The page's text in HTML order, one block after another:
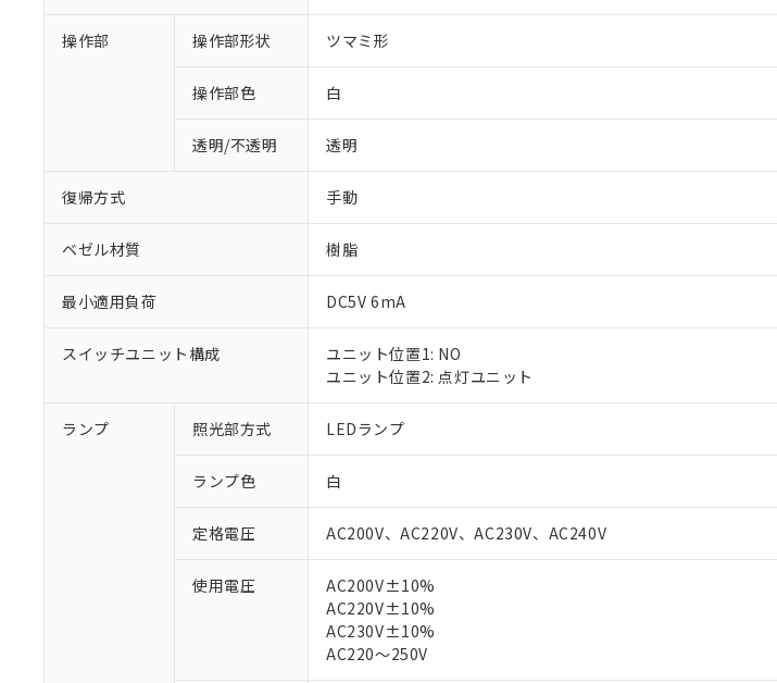
操作部 操作部形状 ツマミ形
操作部色 白
透明/不透明 透明
復帰方式 手動
ベゼル材質 樹脂
最小適用負荷 DC5V 6mA
スイッチユニット構成
ユニット位置1: NO
ユニット位置2: 点灯ユニット
ランプ 照光部方式 LEDランプ
ランプ色 白
定格電圧 AC200V、AC220V、AC230V、AC240V
使用電圧
AC200V±10%
AC220V±10%
AC230V±10%
AC220～250V
ご利用条件
以下の条件をお読みいただき、同意のうえご利用ください。
対応予定：EU RoHS指令（10物質）の非含有に対応した製
対応予定なし：EU RoHS指令（10物質）の非含有に非対応
調査・確認中：EU RoHS指令（10物質）の非含有の対応状
非該当品：ライセンス料など無形物で、有害物質有無と関係
仕入先様の事情により、非含有部品としていたものが、含
があります。
※1 中国RoHS○×表